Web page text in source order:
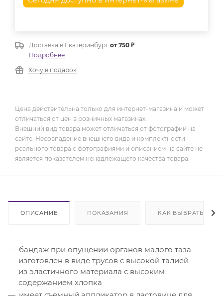
Доставка в Екатеринбург от 750 ₽
Подробнее
Хочу в подарок
Цена действительна только для интернет-магазина и может
отличаться от цен в розничных магазинах.
Внешний вид товара может отличаться от фотографий на
сайте. Несовпадение внешнего вида и комплектности
реального товара с фотографиями и описанием на сайте не
является показателем ненадлежащего качества товара.
ОПИСАНИЕ ПОКАЗАНИЯ КАК ВЫБРАТЬ
бандаж при опущении органов малого таза
изготовлен в виде трусов c высокой талией
из эластичного материала с высоким
содержанием хлопка